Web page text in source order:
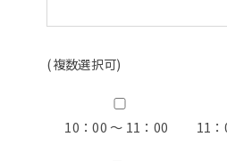
(複数選択可)
10：00 ～ 11：00 11